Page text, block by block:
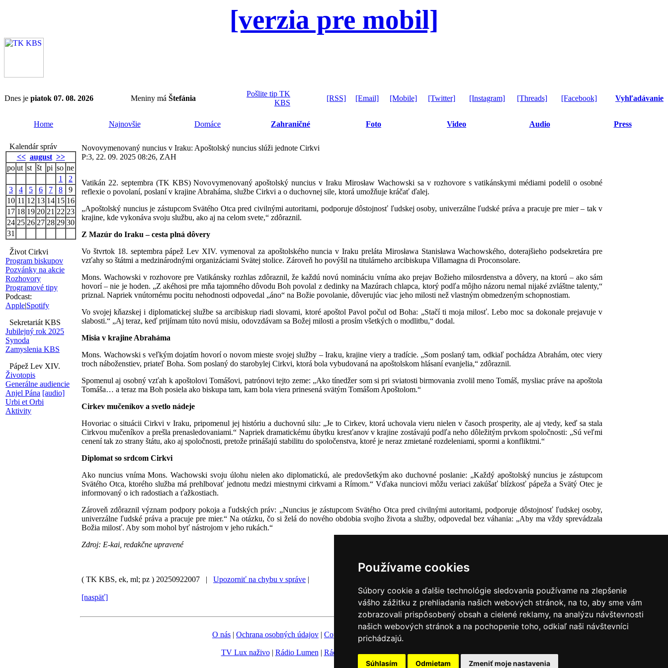
Používame cookies
Súbory cookie a ďalšie technológie sledovania používame na zlepšenie
vášho zážitku z prehliadania našich webových stránok, na to, aby sme vám
zobrazovali prispôsobený obsah a cielené reklamy, na analýzu návštevnosti
našich webových stránok a na pochopenie toho, odkiaľ naši návštevníci
prichádzajú.
Súhlasím Odmietam Zmeniť moje nastavenia
[verzia pre mobil]
Dnes je piatok 07. 08. 2026 Meniny má Štefánia
Pošlite tip TK
KBS
[RSS] [Email] [Mobile] [Twitter] [Instagram] [Threads] [Facebook] Vyhľadávanie
Home Najnovšie Domáce Zahraničné Foto Video Audio Press
Kalendár správ
<< august >>
po ut st št pi so ne
1
2
3
4 5 6 7 8
9
10 11 12 13 14 15 16
17 18 19 20 21 22 23
24 25 26 27 28 29 30
31
Život Cirkvi
Program biskupov
Pozvánky na akcie
Rozhovory
Programové tipy
Podcast:
Apple|Spotify
Sekretariát KBS
Jubilejný rok 2025
Synoda
Zamyslenia KBS
Pápež Lev XIV.
Životopis
Generálne audiencie
Anjel Pána [audio]
Urbi et Orbi
Aktivity
Novovymenovaný nuncius v Iraku: Apoštolský nuncius slúži jednote Cirkvi
P:3, 22. 09. 2025 08:26, ZAH
Vatikán 22. septembra (TK KBS) Novovymenovaný apoštolský nuncius v Iraku Mirosław Wachowski sa v rozhovore s vatikánskymi médiami podelil o osobné
reflexie o povolaní, poslaní v krajine Abraháma, službe Cirkvi a o duchovnej sile, ktorá umožňuje kráčať ďalej.
„Apoštolský nuncius je zástupcom Svätého Otca pred civilnými autoritami, podporuje dôstojnosť ľudskej osoby, univerzálne ľudské práva a pracuje pre mier – tak v
krajine, kde vykonáva svoju službu, ako aj na celom svete,“ zdôraznil.
Z Mazúr do Iraku – cesta plná dôvery
Vo štvrtok 18. septembra pápež Lev XIV. vymenoval za apoštolského nuncia v Iraku preláta Mirosława Stanisława Wachowského, doterajšieho podsekretára pre
vzťahy so štátmi a medzinárodnými organizáciami Svätej stolice. Zároveň ho povýšil na titulárneho arcibiskupa Villamagna di Proconsolare.
Mons. Wachowski v rozhovore pre Vatikánsky rozhlas zdôraznil, že každú novú nomináciu vníma ako prejav Božieho milosrdenstva a dôvery, na ktorú – ako sám
hovorí – nie je hoden. „Z akéhosi pre mňa tajomného dôvodu Boh povolal z dedinky na Mazúrach chlapca, ktorý podľa môjho názoru nemal nijaké zvláštne talenty,“
priznal. Napriek vnútornému pocitu nehodnosti odpovedal „áno“ na Božie povolanie, dôverujúc viac jeho milosti než vlastným obmedzeným schopnostiam.
Vo svojej kňazskej i diplomatickej službe sa arcibiskup riadi slovami, ktoré apoštol Pavol počul od Boha: „Stačí ti moja milosť. Lebo moc sa dokonale prejavuje v
slabosti.“ „Aj teraz, keď prijímam túto novú misiu, odovzdávam sa Božej milosti a prosím všetkých o modlitbu,“ dodal.
Misia v krajine Abraháma
Mons. Wachowski s veľkým dojatím hovorí o novom mieste svojej služby – Iraku, krajine viery a tradície. „Som poslaný tam, odkiaľ pochádza Abrahám, otec viery
troch náboženstiev, priateľ Boha. Som poslaný do starobylej Cirkvi, ktorá bola vybudovaná na apoštolskom hlásaní evanjelia,“ zdôraznil.
Spomenul aj osobný vzťah k apoštolovi Tomášovi, patrónovi tejto zeme: „Ako tínedžer som si pri sviatosti birmovania zvolil meno Tomáš, mysliac práve na apoštola
Tomáša… a teraz ma Boh posiela ako biskupa tam, kam bola viera prinesená svätým Tomášom Apoštolom.“
Cirkev mučeníkov a svetlo nádeje
Hovoriac o situácii Cirkvi v Iraku, pripomenul jej históriu a duchovnú silu: „Je to Cirkev, ktorá uchovala vieru nielen v časoch prosperity, ale aj vtedy, keď sa stala
Cirkvou mučeníkov a prešla prenasledovaniami.“ Napriek dramatickému úbytku kresťanov v krajine zostávajú podľa neho dôležitým prvkom spoločnosti: „Sú veľmi
cenení tak zo strany štátu, ako aj spoločnosti, pretože prinášajú stabilitu do spoločenstva, ktoré je neraz zmietané rozdeleniami, spormi a konfliktmi.“
Diplomat so srdcom Cirkvi
Ako nuncius vníma Mons. Wachowski svoju úlohu nielen ako diplomatickú, ale predovšetkým ako duchovné poslanie: „Každý apoštolský nuncius je zástupcom
Svätého Otca, ktorého služba má prehlbovať jednotu medzi miestnymi cirkvami a Rímom.“ Vďaka nunciovi môžu veriaci zakúšať blízkosť pápeža a Svätý Otec je
informovaný o ich radostiach a ťažkostiach.
Zároveň zdôraznil význam podpory pokoja a ľudských práv: „Nuncius je zástupcom Svätého Otca pred civilnými autoritami, podporuje dôstojnosť ľudskej osoby,
univerzálne ľudské práva a pracuje pre mier.“ Na otázku, čo si želá do nového obdobia svojho života a služby, odpovedal bez váhania: „Aby ma vždy sprevádzala
Božia milosť. Aby som mohol byť nástrojom v jeho rukách.“
Zdroj: E-kai, redakčne upravené
( TK KBS, ek, ml; pz ) 20250922007 | Upozorniť na chybu v správe |
[naspäť]
O nás | Ochrana osobných údajov | Copyright Fotobanka |Hovorca KBS
TV Lux naživo| Rádio Lumen | Rádio Vatikán|SSV|Katolícke noviny|Výveska|Do kostola